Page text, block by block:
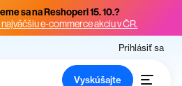
sa na Reshoperi 15. 10.?
najväčšiu e-commerce akciu v ČR.
Prihlásiť sa
Vyskúšajte